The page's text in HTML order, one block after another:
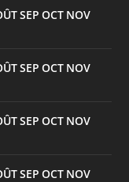
SEP OCT NOV
SEP OCT NOV
SEP OCT NOV
SEP OCT NOV